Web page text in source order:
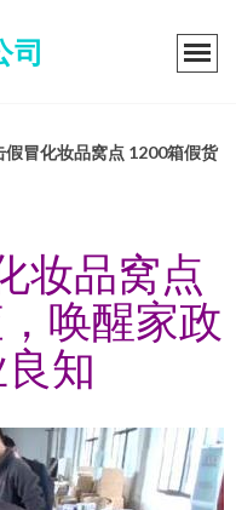
司
假冒化妆品窝点 1200箱假货
妆品窝点
唤醒家政
知